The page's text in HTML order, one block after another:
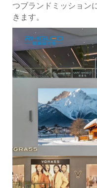
つブランドミッション
きます。